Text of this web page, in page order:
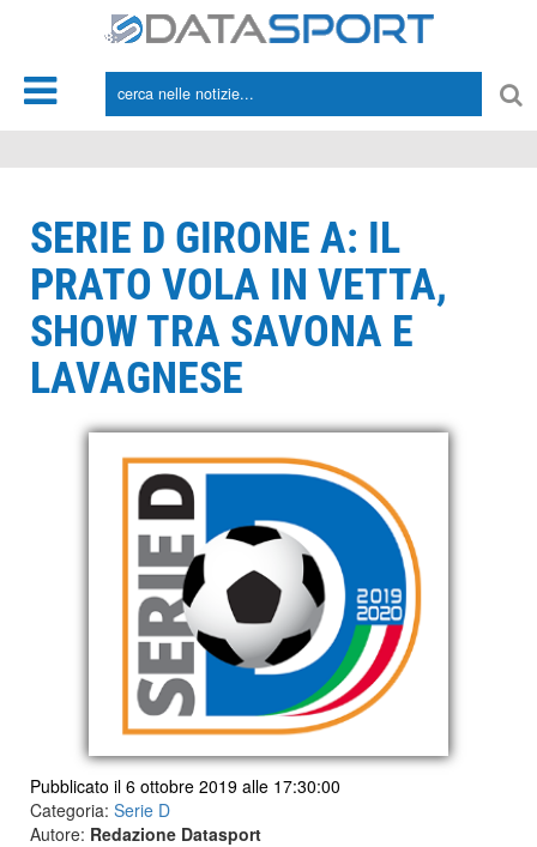
SERIE D GIRONE A: IL
PRATO VOLA IN VETTA,
SHOW TRA SAVONA E
LAVAGNESE
Pubblicato il 6 ottobre 2019 alle 17:30:00
Categoria: Serie D
Autore: Redazione Datasport